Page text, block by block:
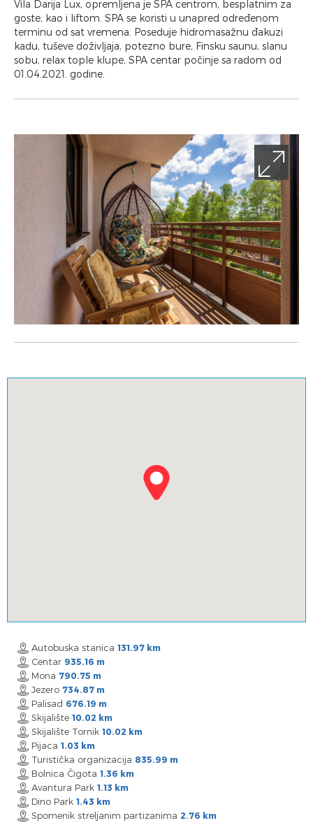
Vila Darija Lux, opremljena je SPA centrom, besplatnim za
goste, kao i liftom. SPA se koristi u unapred određenom
terminu od sat vremena. Poseduje hidromasažnu đakuzi
kadu, tuševe doživljaja, potezno bure, Finsku saunu, slanu
sobu, relax tople klupe, SPA centar počinje sa radom od
01.04.2021. godine.
Autobuska stanica 131.97 km
Centar 935.16 m
Mona 790.75 m
Jezero 734.87 m
Palisad 676.19 m
Skijalište 10.02 km
Skijalište Tornik 10.02 km
Pijaca 1.03 km
Turistička organizacija 835.99 m
Bolnica Čigota 1.36 km
Avantura Park 1.13 km
Dino Park 1.43 km
Spomenik streljanim partizanima 2.76 km